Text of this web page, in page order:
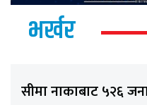
भर्खर
सीमा नाकाबाट ५२६